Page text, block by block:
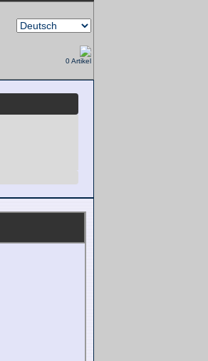
0 Artikel